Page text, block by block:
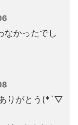
なかったでし
りがとう(*´▽